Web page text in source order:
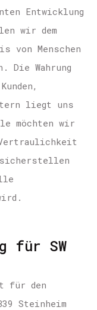
Entwicklung
wir dem
von Menschen
Die Wahrung
liegt uns
möchten wir
sicherstellen
für SW
für den
Steinheim